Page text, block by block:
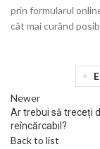
prin formularul
cât mai curând
Newer
Ar trebui să treceți
reîncărcabil?
Back to list